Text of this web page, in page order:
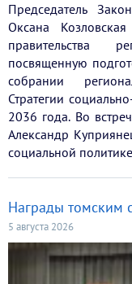
Председатель
Оксана
правительства
посвященную
собрании
Стратегии
2036 года. Во
Александр
социальной
Награды томским
5 августа 2026